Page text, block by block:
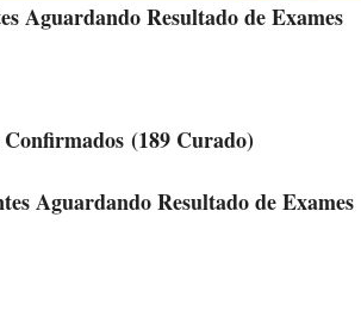
Aguardando Resultado de Exames
Confirmados (189 Curado)
Aguardando Resultado de Exames